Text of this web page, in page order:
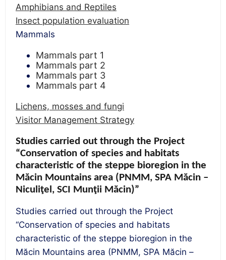
Amphibians and Reptiles
Insect population evaluation
Mammals
Mammals part 1
Mammals part 2
Mammals part 3
Mammals part 4
Lichens, mosses and fungi
Visitor Management Strategy
Studies carried out through the Project
“Conservation of species and habitats
characteristic of the steppe bioregion in the
Măcin Mountains area (PNMM, SPA Măcin –
Niculiţel, SCI Munţii Măcin)”
Studies carried out through the Project
“Conservation of species and habitats
characteristic of the steppe bioregion in the
Măcin Mountains area (PNMM, SPA Măcin –